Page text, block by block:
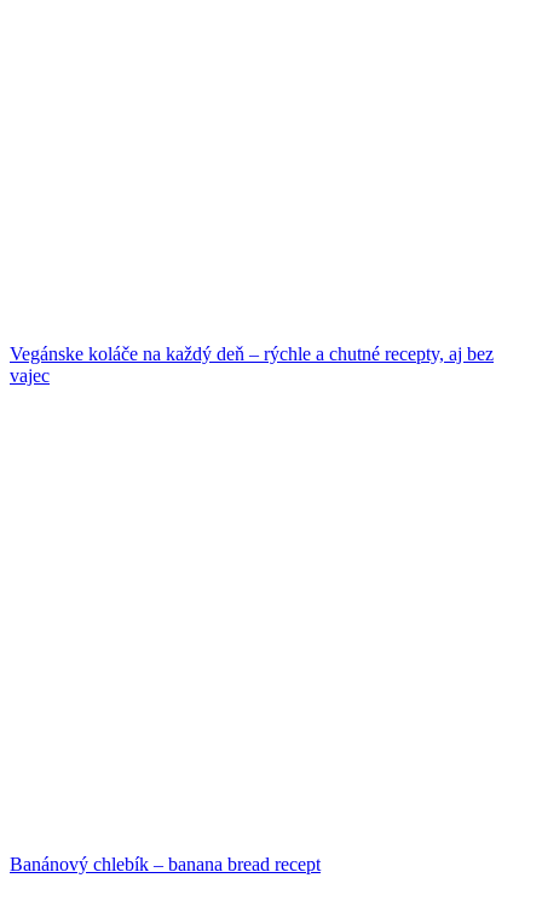
Vegánske koláče na každý deň – rýchle a chutné recepty, aj bez
vajec
Banánový chlebík – banana bread recept